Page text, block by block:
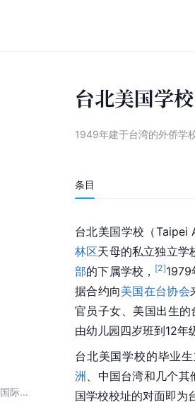
台湾省台北市的国际学校
台北美国学校
1949年建于台湾的外侨学
条目
台北美国学校（Taipei
林区天母的私立独立学
部的下属学校， [2]1979
据合约向美国在台协会
官员子女、美国出生
由幼儿园四岁班到12年
台北美国学校的毕业
洲 、中国台湾和几个其
国学校校址的对面即为